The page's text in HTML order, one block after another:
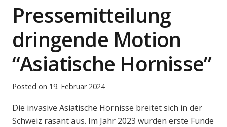
Pressemitteilung
dringende Motion
“Asiatische Hornisse”
Posted on 19. Februar 2024
Die invasive Asiatische Hornisse breitet sich in der
Schweiz rasant aus. Im Jahr 2023 wurden erste Funde